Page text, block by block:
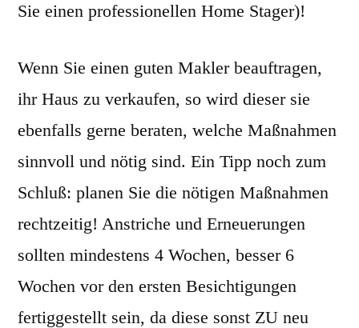
Sie einen professionellen Home Stager)!
Wenn Sie einen guten Makler beauftragen,
ihr Haus zu verkaufen, so wird dieser sie
ebenfalls gerne beraten, welche Maßnahmen
sinnvoll und nötig sind. Ein Tipp noch zum
Schluß: planen Sie die nötigen Maßnahmen
rechtzeitig! Anstriche und Erneuerungen
sollten mindestens 4 Wochen, besser 6
Wochen vor den ersten Besichtigungen
fertiggestellt sein, da diese sonst ZU neu